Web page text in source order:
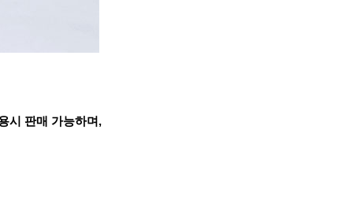
시 판매 가능하며,